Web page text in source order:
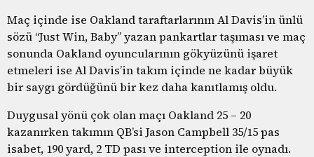
Maç içinde ise Oakland taraftarlarının Al Davis’in ünlü
sözü “Just Win, Baby” yazan pankartlar taşıması ve maç
sonunda Oakland oyuncularının gökyüzünü işaret
etmeleri ise Al Davis’in takım içinde ne kadar büyük
bir saygı gördüğünü bir kez daha kanıtlamış oldu.
Duygusal yönü çok olan maçı Oakland 25 – 20
kazanırken takımın QB’si Jason Campbell 35/15 pas
isabet, 190 yard, 2 TD pası ve interception ile oynadı.